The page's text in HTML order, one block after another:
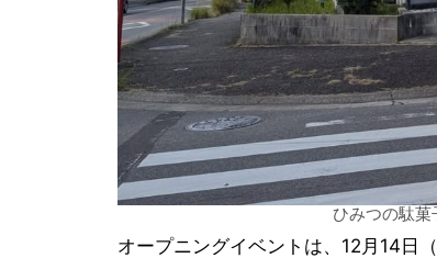
ひみつの駄
オープニングイベントは、12月14日